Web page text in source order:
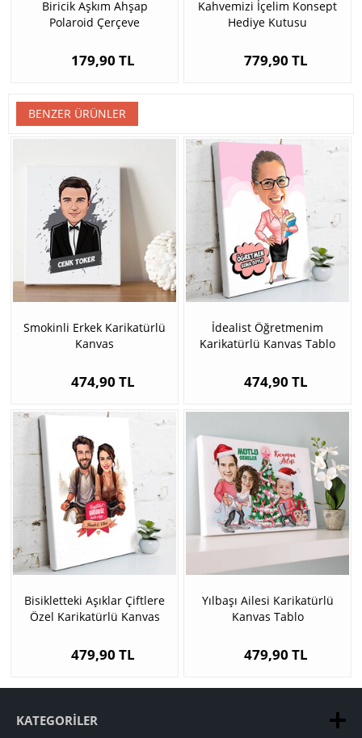
Biricik Aşkım Ahşap
Polaroid Çerçeve
179,90 TL
Kahvemizi İçelim Konsept
Hediye Kutusu
779,90 TL
BENZER ÜRÜNLER
Smokinli Erkek Karikatürlü
Kanvas
474,90 TL
İdealist Öğretmenim
Karikatürlü Kanvas Tablo
474,90 TL
Bisikletteki Aşıklar Çiftlere
Özel Karikatürlü Kanvas
479,90 TL
Yılbaşı Ailesi Karikatürlü
Kanvas Tablo
479,90 TL
KATEGORILER